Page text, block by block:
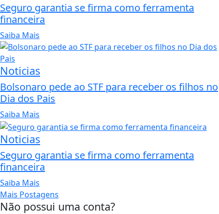
Seguro garantia se firma como ferramenta
financeira
Saiba Mais
Noticias
Bolsonaro pede ao STF para receber os filhos no
Dia dos Pais
Saiba Mais
Noticias
Seguro garantia se firma como ferramenta
financeira
Saiba Mais
Mais Postagens
Não possui uma conta?